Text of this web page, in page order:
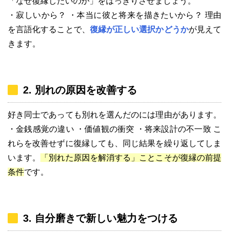
・寂しいから？ ・本当に彼と将来を描きたいから？ 理由
を言語化することで、 復縁が正しい選択かどうかが見えて
きます。
2. 別れの原因を改善する
好き同士であっても別れを選んだのには理由があります。
・金銭感覚の違い ・価値観の衝突 ・将来設計の不一致 こ
れらを改善せずに復縁しても、同じ結果を繰り返してしま
います。
「別れた原因を解消する」ことこそが復縁の前提
条件です。
3. 自分磨きで新しい魅力をつける